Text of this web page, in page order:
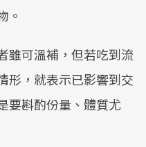
。
雖可溫補，但若吃到流
形，就表示已影響到交
要斟酌份量、體質尤